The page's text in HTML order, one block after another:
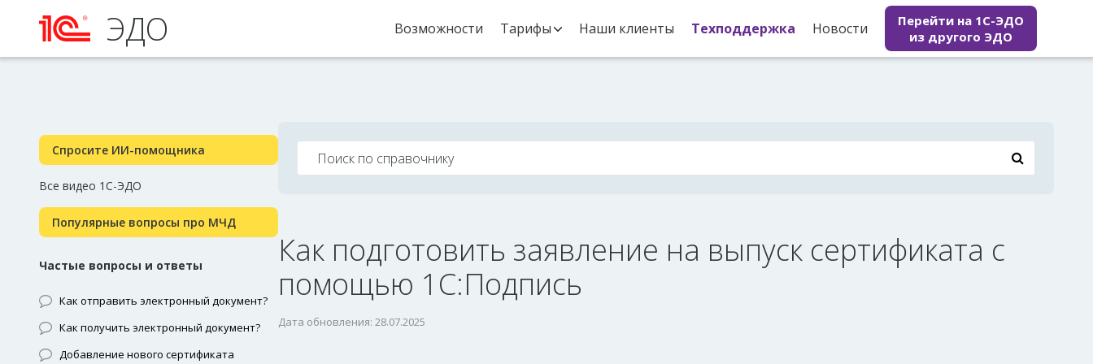
ЭДО Возможности Тарифы Наши клиенты Техподдержка Новости
Перейти на 1С-ЭДО
из другого ЭДО
Спросите ИИ-помощника
Все видео 1С-ЭДО
Популярные вопросы про МЧД
Частые вопросы и ответы
Как отправить электронный документ?
Как получить электронный документ?
Добавление нового сертификата
Как подготовить заявление на выпуск сертификата с
помощью 1С:Подпись
Дата обновления: 28.07.2025